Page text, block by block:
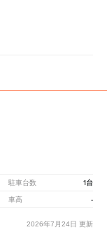
駐車台数 1台
車高 -
2026年7月24日 更新